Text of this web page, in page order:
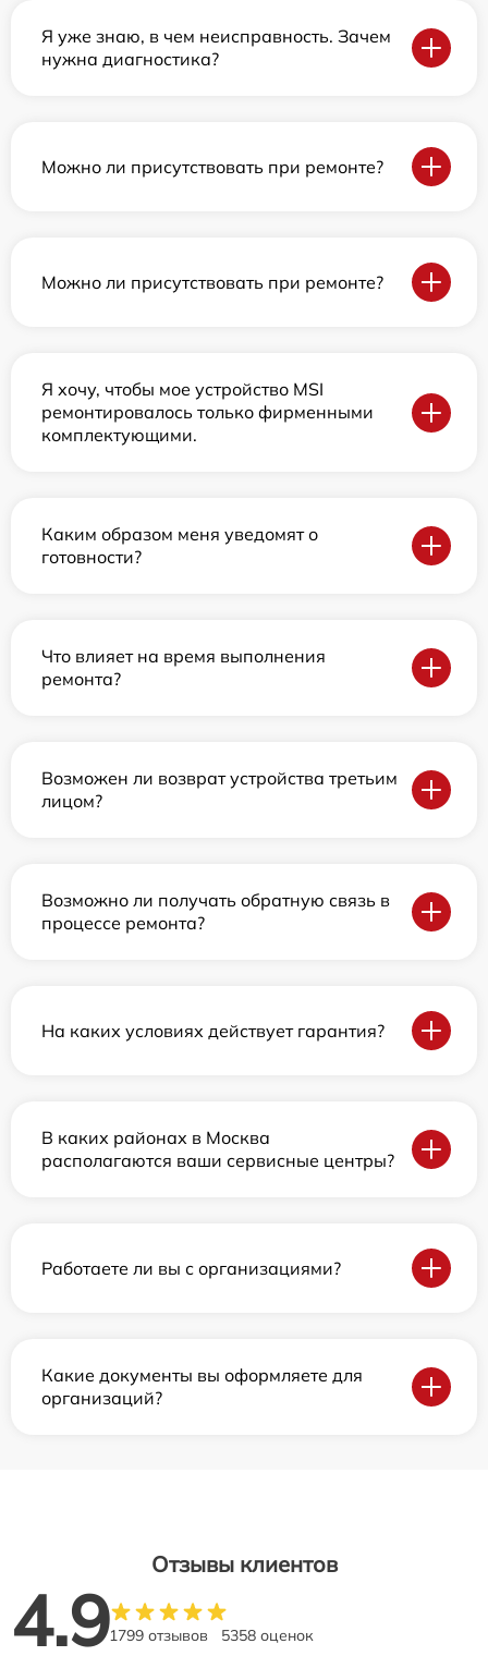
Я уже знаю, в чем неисправность. Зачем
нужна диагностика?
Можно ли присутствовать при ремонте?
Можно ли присутствовать при ремонте?
Я хочу, чтобы мое устройство MSI
ремонтировалось только фирменными
комплектующими.
Каким образом меня уведомят о
готовности?
Что влияет на время выполнения
ремонта?
Возможен ли возврат устройства третьим
лицом?
Возможно ли получать обратную связь в
процессе ремонта?
На каких условиях действует гарантия?
В каких районах в Москва
располагаются ваши сервисные центры?
Работаете ли вы с организациями?
Какие документы вы оформляете для
организаций?
Отзывы клиентов
4.91799 отзывов 5358 оценок